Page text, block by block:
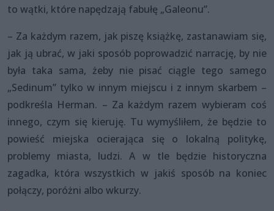
to wątki, które napędzają fabułę „Galeonu”.
– Za każdym razem, jak piszę książkę, zastanawiam się,
jak ją ubrać, w jaki sposób poprowadzić narrację, by nie
była taka sama, żeby nie pisać ciągle tego samego
„Sedinum” tylko w innym miejscu i z innym skarbem –
podkreśla Herman. – Za każdym razem wybieram coś
innego, czym się kieruję. Tu wymyśliłem, że będzie to
powieść miejska ocierająca się o lokalną politykę,
problemy miasta, ludzi. A w tle będzie historyczna
zagadka, która wszystkich w jakiś sposób na koniec
połączy, poróżni albo wkurzy.